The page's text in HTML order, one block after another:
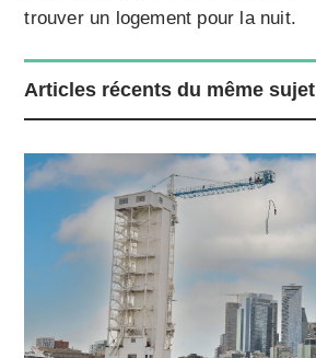
trouver un logement pour la nuit.
Articles récents du même sujet